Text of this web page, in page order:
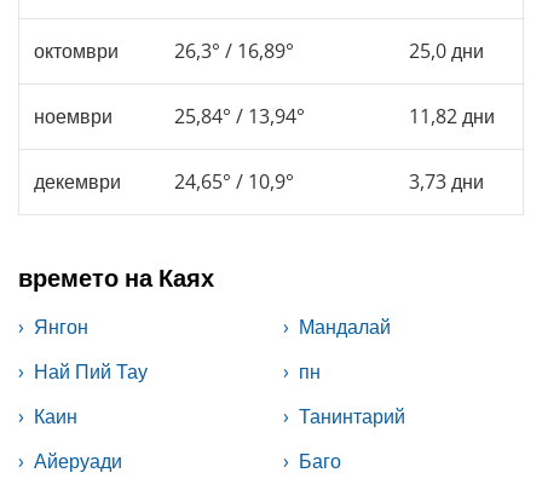
октомври 26,3° / 16,89° 25,0 дни
ноември 25,84° / 13,94° 11,82 дни
декември 24,65° / 10,9° 3,73 дни
времето на Каях
Янгон
Мандалай
Най Пий Тау
пн
Каин
Танинтарий
Айеруади
Баго